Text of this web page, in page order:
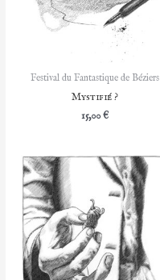
Festival du Fantastique de Béziers
Mystifié ?
15,00€